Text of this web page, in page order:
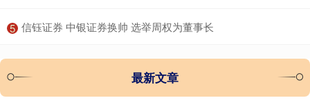
5 ​信钰证券 中银证券换帅 选举周权为董事长
最新文章